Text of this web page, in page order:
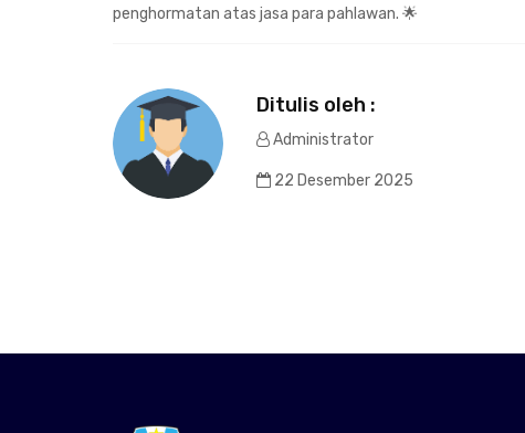
penghormatan atas jasa para pahlawan. 🌟
Ditulis oleh :
Administrator
22 Desember 2025